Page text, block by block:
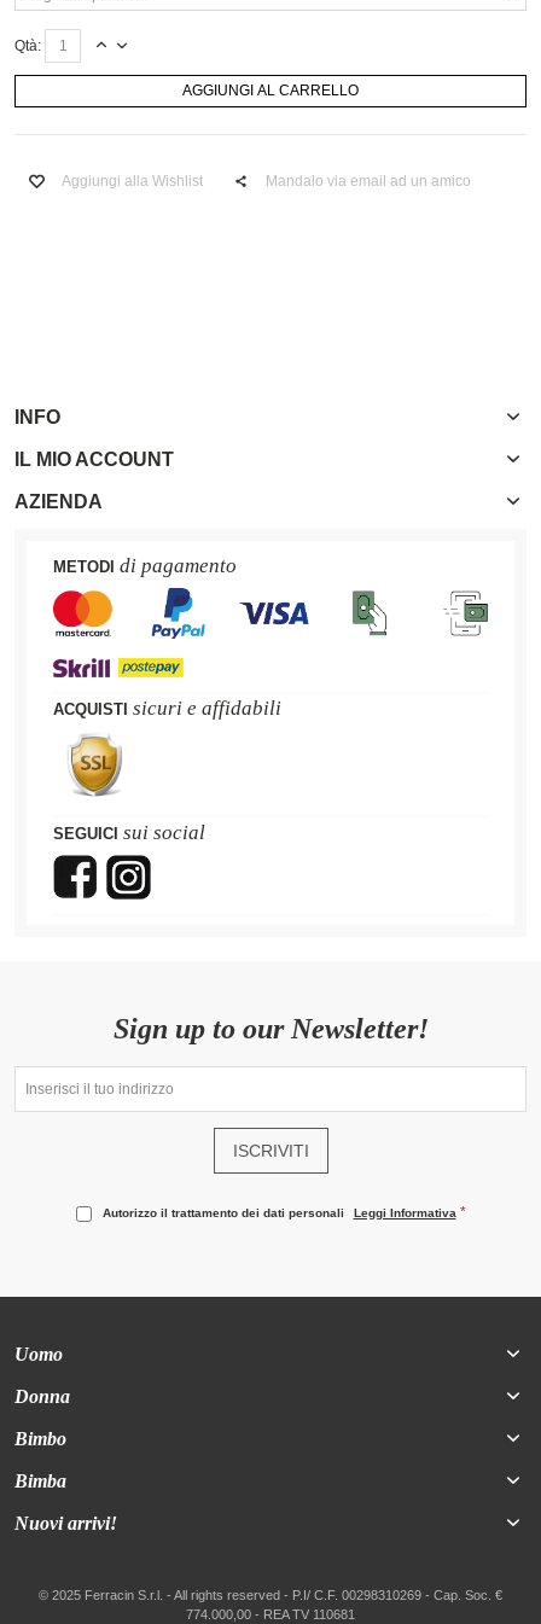
Qtà:
AGGIUNGI AL CARRELLO
Aggiungi alla Wishlist Mandalo via email ad un amico
INFO
IL MIO ACCOUNT
AZIENDA
METODI di pagamento
ACQUISTI sicuri e affidabili
SEGUICI sui social
Sign up to our Newsletter!
ISCRIVITI
Autorizzo il trattamento dei dati personali Leggi Informativa
Uomo
Donna
Bimbo
Bimba
Nuovi arrivi!
© 2025 Ferracin S.r.l. - All rights reserved - P.I/ C.F. 00298310269 - Cap. Soc. €
774.000,00 - REA TV 110681